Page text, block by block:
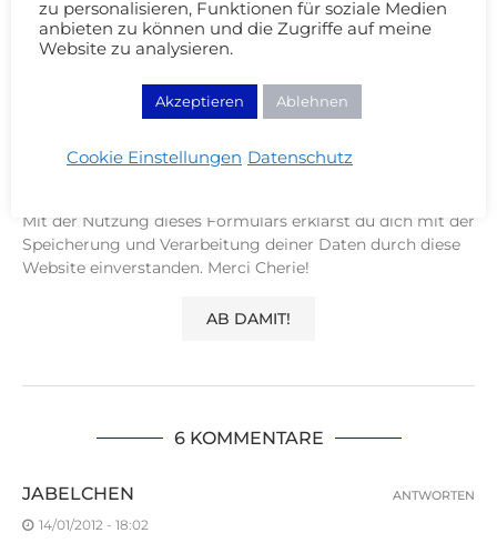
Speichere meinen Namen, Email und Website
Mit der Nutzung dieses Formulars erklärst du dich mit der
Speicherung und Verarbeitung deiner Daten durch diese
Website einverstanden. Merci Cherie!
6 KOMMENTARE
JABELCHEN
14/01/2012 - 18:02
ANTWORTEN
zu personalisieren, Funktionen für soziale Medien
anbieten zu können und die Zugriffe auf meine
Website zu analysieren.
Akzeptieren Ablehnen
Cookie Einstellungen Datenschutz